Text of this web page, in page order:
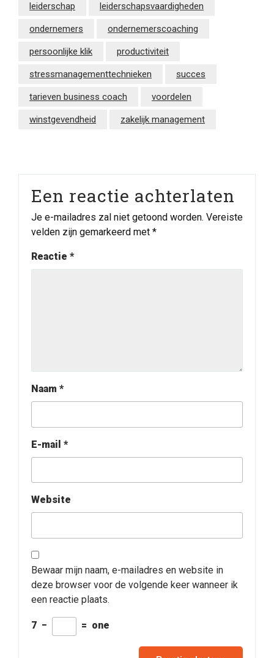
leiderschap leiderschapsvaardigheden
ondernemers ondernemerscoaching
persoonlijke klik productiviteit
stressmanagementtechnieken succes
tarieven business coach voordelen
winstgevendheid zakelijk management
Een reactie achterlaten
Je e-mailadres zal niet getoond worden. Vereiste
velden zijn gemarkeerd met *
Reactie *
Naam *
E-mail *
Website
Bewaar mijn naam, e-mailadres en website in
deze browser voor de volgende keer wanneer ik
een reactie plaats.
7 − = one